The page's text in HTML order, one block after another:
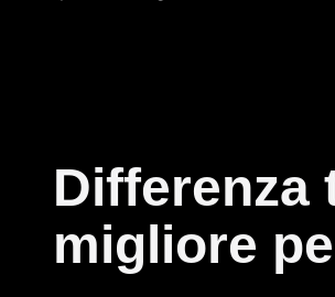
Differenza
migliore